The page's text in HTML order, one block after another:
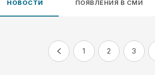
НОВОСТИ ПОЯВЛЕНИЯ В СМИ
1 2 3